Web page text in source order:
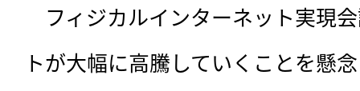
フィジカルインターネット実現
トが大幅に高騰していくことを懸